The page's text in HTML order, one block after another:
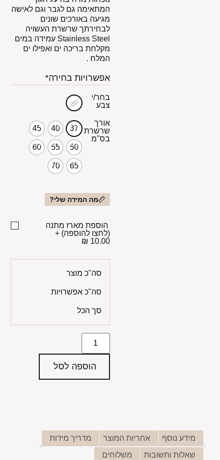
המתאימה גם לגבר וגם לאישה
מגיעה באורכים שונים
לבחירתך שרשרת העשויה
Stainless Steel עמידה במים
מקלחת בריכה ים ואפילו ים
המלח .
אפשרויות בחירה*
בחר/י
צבע
אורך
שרשרת
בס"מ
37
40
45
50
55
60
65
70
מה המידה שלי?
הוספת מארז מתנה
(לחצו להוספה) +
10.00 ₪
סה"כ מוצר
סה"כ אפשרויות
סך הכל
הוספה לסל
מידע נוסף אחריות המוצר
מדריך מידות
שאלות ותשובות
משלוחים